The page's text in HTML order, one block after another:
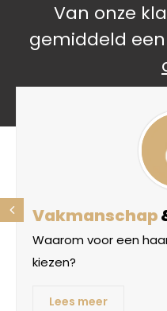
Van onze
gemiddeld een
Vakmanschap
Waarom voor een
kiezen?
Lees meer